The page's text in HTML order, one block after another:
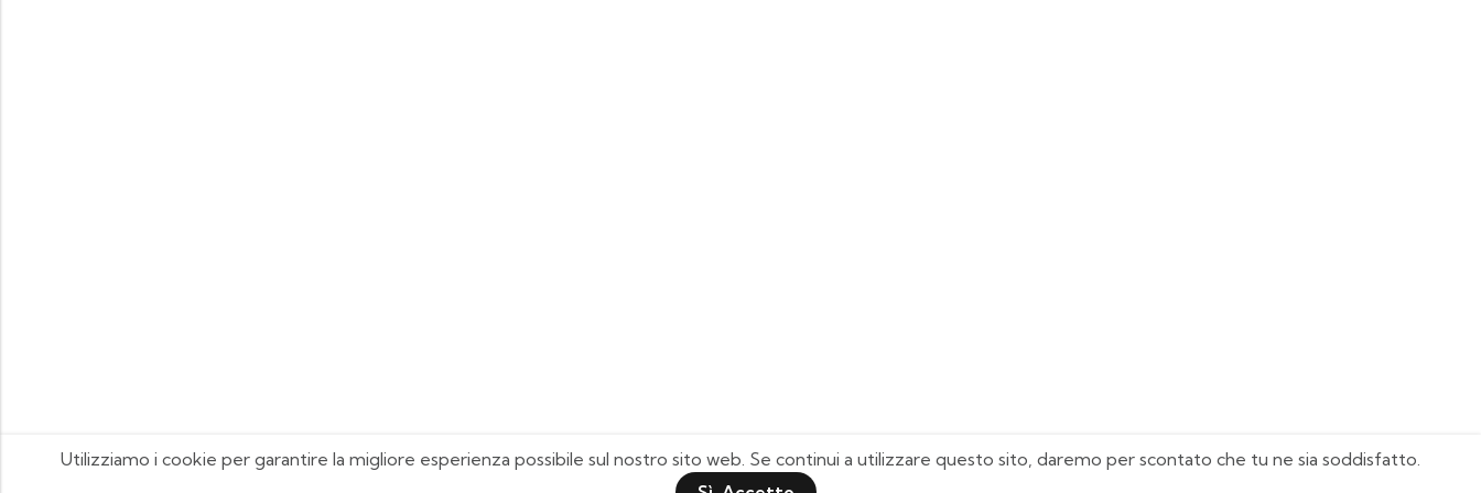
Utilizziamo i cookie per garantire la migliore esperienza possibile sul nostro sito web. Se continui a utilizzare questo sito, daremo per scontato che tu ne sia soddisfatto.